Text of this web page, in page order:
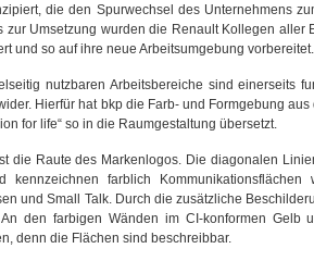
die den Spurwechsel des Unternehmens
zur Umsetzung wurden die Renault Kollegen aller
und so auf ihre neue Arbeitsumgebung vorbereitet.
nutzbaren Arbeitsbereiche sind einerseits
Hierfür hat bkp die Farb- und Formgebung
for life“ so in die Raumgestaltung übersetzt.
die Raute des Markenlogos. Die diagonalen
farblich Kommunikationsflächen
und Small Talk. Durch die zusätzliche
den farbigen Wänden im CI-konformen Gelb
denn die Flächen sind beschreibbar.